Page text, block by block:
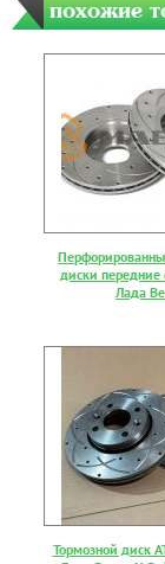
похожие
диски передние
Лада
Тормозной диск